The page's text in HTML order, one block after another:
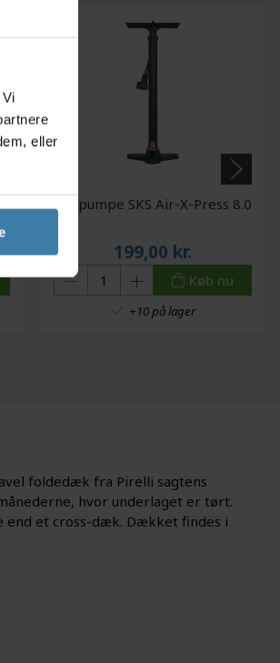
eller
Fodpumpe SKS Air-X-Press 8.0
199,00 kr.
Køb nu
+10 på lager
foldedæk fra Pirelli sagtens
hvor underlaget er tørt.
end et cross-dæk. Dækket findes i